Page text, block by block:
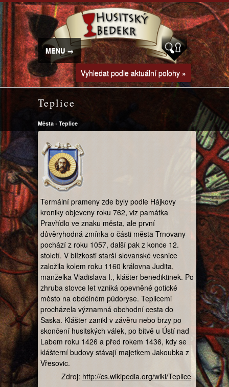
MENU →
Vyhledat podle aktuální polohy »
Teplice
Města › Teplice
Termální prameny zde byly podle Hájkovy
kroniky objeveny roku 762, viz památka
Pravřídlo ve znaku města, ale první
důvěryhodná zmínka o části města Trnovany
pochází z roku 1057, další pak z konce 12.
století. V blízkosti starší slovanské vesnice
založila kolem roku 1160 královna Judita,
manželka Vladislava I., klášter benediktinek. Po
zhruba stovce let vzniká opevněné gotické
město na obdélném půdoryse. Teplicemi
procházela významná obchodní cesta do
Saska. Klášter zanikl v závěru nebo brzy po
skončení husitských válek, po bitvě u Ústí nad
Labem roku 1426 a před rokem 1436, kdy se
klášterní budovy stávají majetkem Jakoubka z
Vřesovic.
Zdroj: http://cs.wikipedia.org/wiki/Teplice